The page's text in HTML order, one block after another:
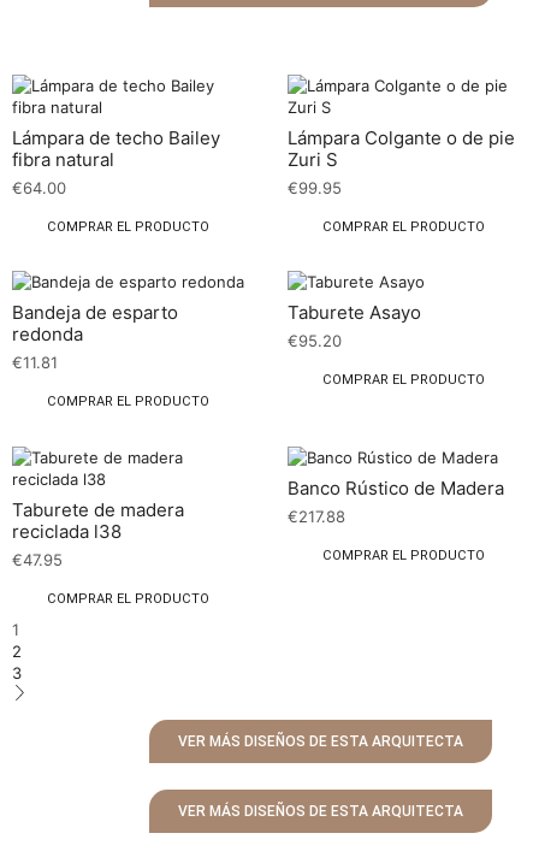
Lámpara de techo Bailey
fibra natural
€64.00
COMPRAR EL PRODUCTO
Lámpara Colgante o de pie
Zuri S
€99.95
COMPRAR EL PRODUCTO
Bandeja de esparto
redonda
€11.81
COMPRAR EL PRODUCTO
Taburete Asayo
€95.20
COMPRAR EL PRODUCTO
Taburete de madera
reciclada l38
€47.95
COMPRAR EL PRODUCTO
Banco Rústico de Madera
€217.88
COMPRAR EL PRODUCTO
1
2
3
VER MÁS DISEÑOS DE ESTA ARQUITECTA
VER MÁS DISEÑOS DE ESTA ARQUITECTA